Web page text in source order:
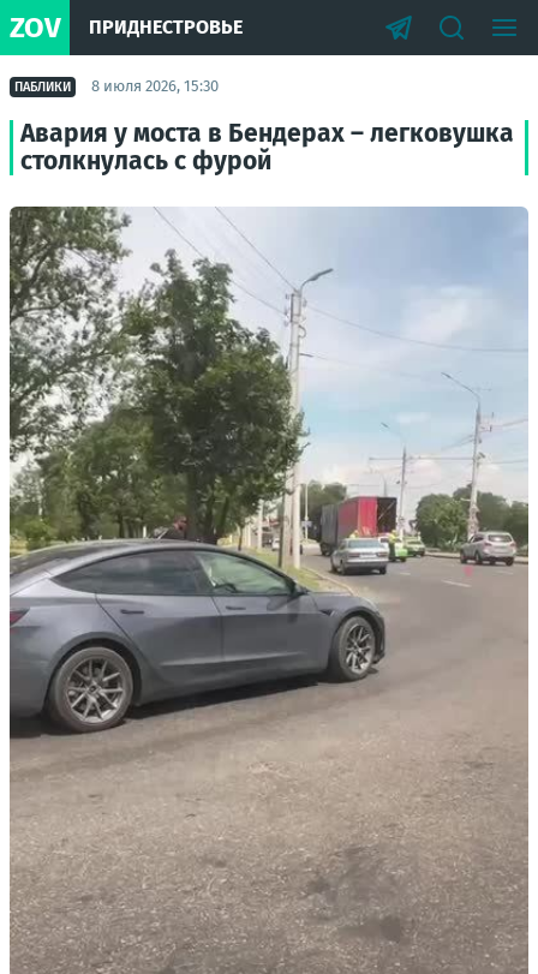
ZOV ПРИДНЕСТРОВЬЕ
ПАБЛИКИ 8 июля 2026, 15:30
Авария у моста в Бендерах – легковушка
столкнулась с фурой